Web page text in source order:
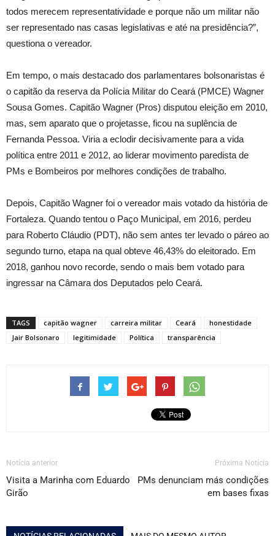
todos merecem representatividade e porque não um militar não
ser representado nas casas legislativas e até na presidência?”,
questiona o vereador.
Em tempo, o mais destacado dos parlamentares bolsonaristas é
o capitão da reserva da Polícia Militar do Ceará (PMCE) Wagner
Sousa Gomes. Capitão Wagner (Pros) disputou eleição em 2010,
mas, sem aparato que o projetasse, ficou na suplência de
Fernanda Pessoa. Viria a eclodir decisivamente para a vida
política entre 2011 e 2012, ao liderar movimento paredista de
PMs e Bombeiros por melhores condições de trabalho.
Depois, Capitão Wagner foi o vereador mais votado da história de
Fortaleza. Quando tentou o Paço Municipal, em 2016, perdeu
para Roberto Cláudio (PDT), não sem antes ter levado o páreo ao
segundo turno, etapa na qual obteve 46,43% do eleitorado. Em
2018, ganhou novo recorde, sendo o mais bem votado para
ingressar na Câmara dos Deputados pelo Ceará.
TAGS capitão wagner carreira militar Ceará
honestidade
Jair Bolsonaro
legitimidade Política transparência
Notícia anterior
Visita a Marinha com Eduardo
Girão
Próxima Notícia
PMs denunciam más condições
em bases fixas